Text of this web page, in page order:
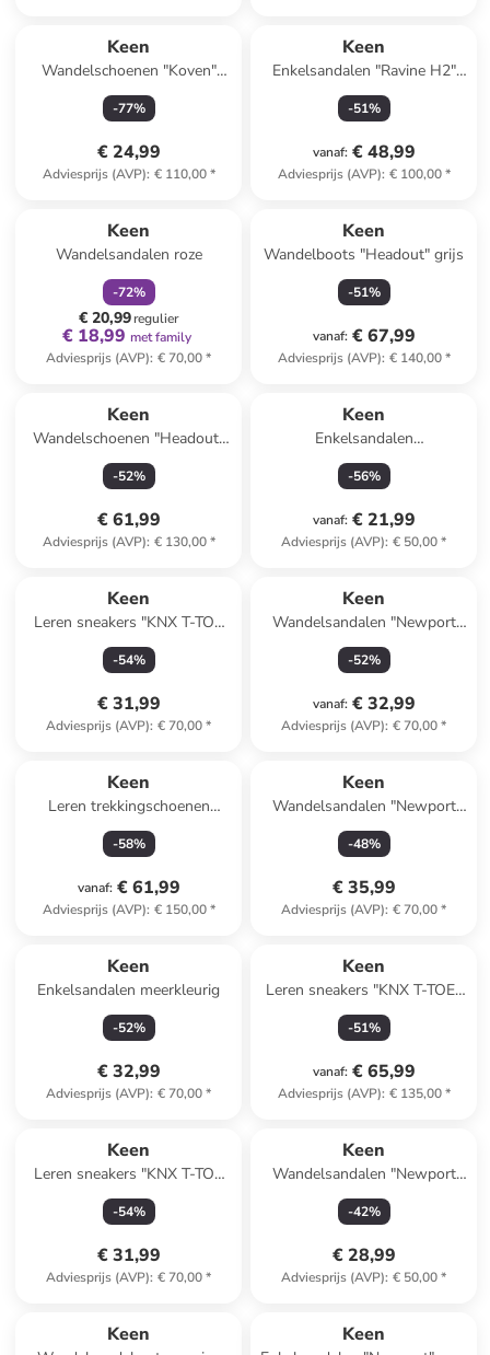
Keen
Wandelschoenen "Koven"
grijs
-77%
€ 24,99
Adviesprijs (AVP): € 110,00*
Keen
Enkelsandalen "Ravine H2"
groen/beige
-51%
vanaf: € 48,99
Adviesprijs (AVP): € 100,00*
Keen
Wandelsandalen roze
-72%
€ 20,99regulier
€ 18,99 met family
Adviesprijs (AVP): € 70,00*
Keen
Wandelboots "Headout" grijs
-51%
vanaf: € 67,99
Adviesprijs (AVP): € 140,00*
Keen
Wandelschoenen "Headout"
lichtbruin/grijs
-52%
€ 61,99
Adviesprijs (AVP): € 130,00*
Keen
Enkelsandalen
zwart/meerkleurig
-56%
vanaf: € 21,99
Adviesprijs (AVP): € 50,00*
Keen
Leren sneakers "KNX T-TOE
DS" lichtblauw
-54%
€ 31,99
Adviesprijs (AVP): € 70,00*
Keen
Wandelsandalen "Newport
H2" lichtroze
-52%
vanaf: € 32,99
Adviesprijs (AVP): € 70,00*
Keen
Leren trekkingschoenen
"Hightrail Mid" grijs
-58%
vanaf: € 61,99
Adviesprijs (AVP): € 150,00*
Keen
Wandelsandalen "Newport
H2" rood
-48%
€ 35,99
Adviesprijs (AVP): € 70,00*
Keen
Enkelsandalen meerkleurig
-52%
€ 32,99
Adviesprijs (AVP): € 70,00*
Keen
Leren sneakers "KNX T-TOE"
bruin
-51%
vanaf: € 65,99
Adviesprijs (AVP): € 135,00*
Keen
Leren sneakers "KNX T-TOE
DS" groen
-54%
€ 31,99
Adviesprijs (AVP): € 70,00*
Keen
Wandelsandalen "Newport
H2" donkerblauw
-42%
€ 28,99
Adviesprijs (AVP): € 50,00*
Keen Keen